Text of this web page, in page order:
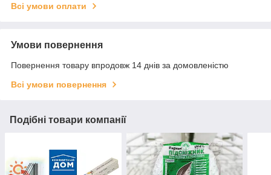
Всі умови оплати
Умови повернення
Повернення товару впродовж 14 днів за домовленістю
Всі умови повернення
Подібні товари компанії